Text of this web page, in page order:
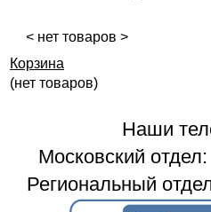
< нет товаров >
Корзина
(нет товаров)
Наши
Московский
Региональный